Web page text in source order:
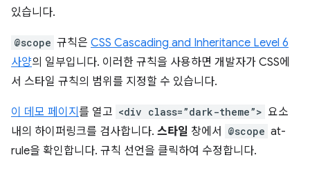
있습니다.
@scope 규칙은 CSS Cascading and Inheritance Level 6
사양의 일부입니다. 이러한 규칙을 사용하면 개발자가 CSS에
서 스타일 규칙의 범위를 지정할 수 있습니다.
이 데모 페이지 를 열고 <div class=”dark-theme”> 요소
내의 하이퍼링크를 검사합니다. 스타일 창에서 @scope at-
rule을 확인합니다. 규칙 선언을 클릭하여 수정합니다.